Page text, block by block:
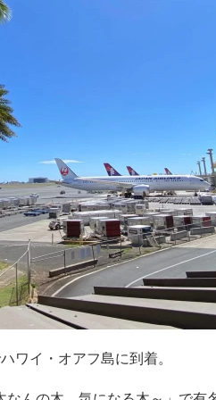
ワイ・オアフ島に到着。